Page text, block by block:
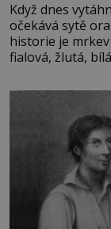
Když dnes
očekává sytě
historie je
fialová, žlutá,
bez které si